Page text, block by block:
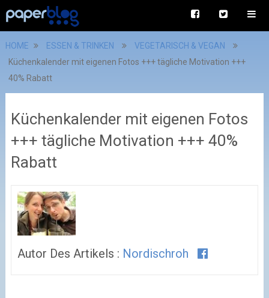
HOME ESSEN & TRINKEN
VEGETARISCH & VEGAN
Küchenkalender mit eigenen Fotos +++ tägliche Motivation +++
40% Rabatt
Küchenkalender mit eigenen Fotos
+++ tägliche Motivation +++ 40%
Rabatt
Autor Des Artikels : Nordischroh